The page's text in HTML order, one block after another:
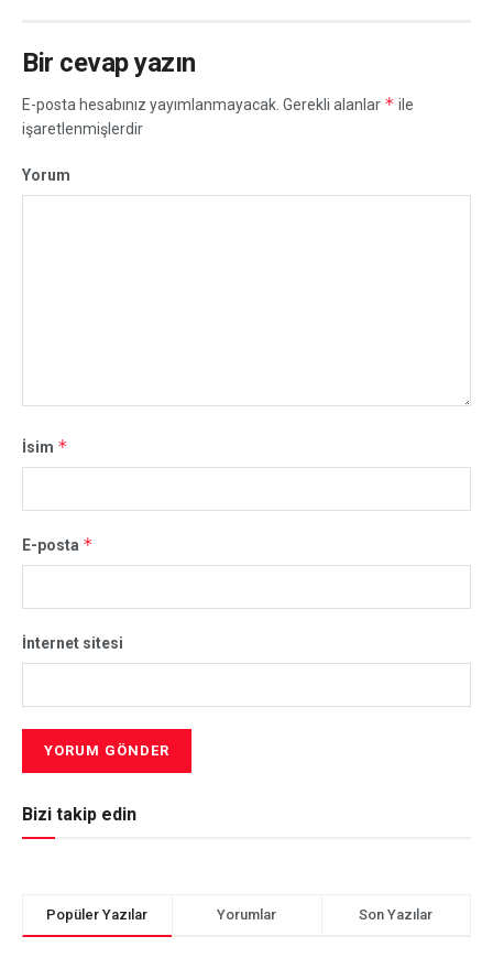
Bir cevap yazın
E-posta hesabınız yayımlanmayacak. Gerekli alanlar * ile
işaretlenmişlerdir
Yorum
İsim *
E-posta *
İnternet sitesi
Bizi takip edin
Popüler Yazılar Yorumlar Son Yazılar